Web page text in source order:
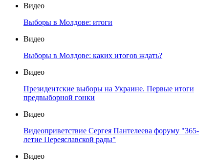
Видео
Выборы в Молдове: итоги
Видео
Выборы в Молдове: каких итогов ждать?
Видео
Президентские выборы на Украине. Первые итоги
предвыборной гонки
Видео
Видеоприветствие Сергея Пантелеева форуму "365-
летие Переяславской рады"
Видео